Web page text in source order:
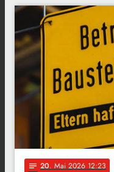
notes 20. Mai 2026 12:23